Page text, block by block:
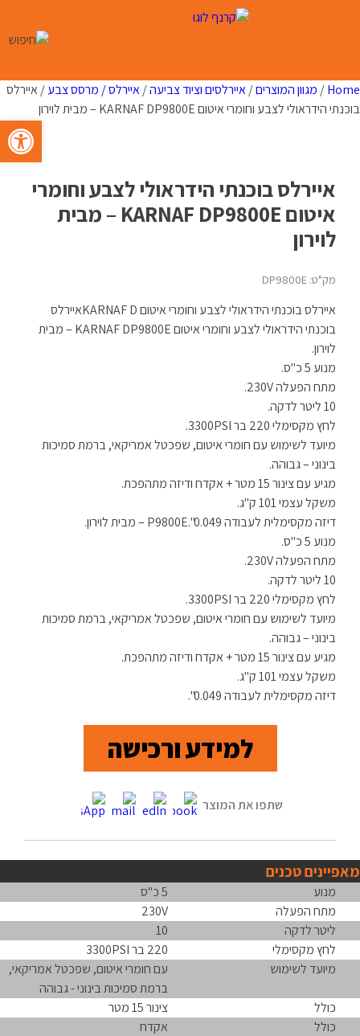
פתח
Home
/ מגוון המוצרים/איירלסים וציוד צביעה/איירלס / מרסס צבע/ איירלס
בוכנתי הידראולי לצבע וחומרי איטום KARNAF DP9800E – מבית לוירון
איירלס בוכנתי הידראולי לצבע וחומרי
איטום KARNAF DP9800E – מבית
לוירון
מק"ט: DP9800E
איירלס בוכנתי הידראולי לצבע וחומרי איטום KARNAF Dאיירלס
בוכנתי הידראולי לצבע וחומרי איטום KARNAF DP9800E – מבית
לוירון.
מנוע 5 כ"ס.
מתח הפעלה 230V.
10 ליטר לדקה.
לחץ מקסימלי 220 בר 3300PSI.
מיועד לשימוש עם חומרי איטום, שפכטל אמריקאי, ברמת סמיכות
בינוני – גבוהה.
מגיע עם צינור 15 מטר + אקדח ודיזה מתהפכת.
משקל עצמי 101 ק"ג.
דיזה מקסימלית לעבודה 0.049".P9800E – מבית לוירון.
מנוע 5 כ"ס.
מתח הפעלה 230V.
10 ליטר לדקה.
לחץ מקסימלי 220 בר 3300PSI.
מיועד לשימוש עם חומרי איטום, שפכטל אמריקאי, ברמת סמיכות
בינוני – גבוהה.
מגיע עם צינור 15 מטר + אקדח ודיזה מתהפכת.
משקל עצמי 101 ק"ג.
דיזה מקסימלית לעבודה 0.049".
למידע ורכישה
מאפיינים טכנים
מנוע
5 כ"ס
מתח הפעלה
230V
ליטר לדקה
10
לחץ מקסימלי
220 בר 3300PSI
מיועד לשימוש
עם חומרי איטום, שפכטל אמריקאי,
ברמת סמיכות בינוני - גבוהה
כולל
צינור 15 מטר
כולל
אקדח